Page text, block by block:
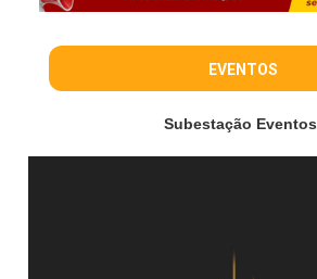
EVENTOS
Subestação Eventos